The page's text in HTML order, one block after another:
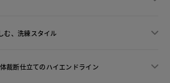
む、洗練スタイル
裁断仕立てのハイエンドライン